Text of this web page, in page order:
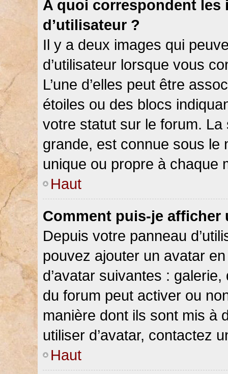
A quoi correspondent les
d’utilisateur ?
Il y a deux images qui
d’utilisateur lorsque vous
L’une d’elles peut être
étoiles ou des blocs
votre statut sur le forum.
grande, est connue sous le
unique ou propre à chaque
Haut
Comment puis-je afficher
Depuis votre panneau
pouvez ajouter un avatar
d’avatar suivantes :
du forum peut activer ou
manière dont ils sont mis à
utiliser d’avatar, contactez
Haut